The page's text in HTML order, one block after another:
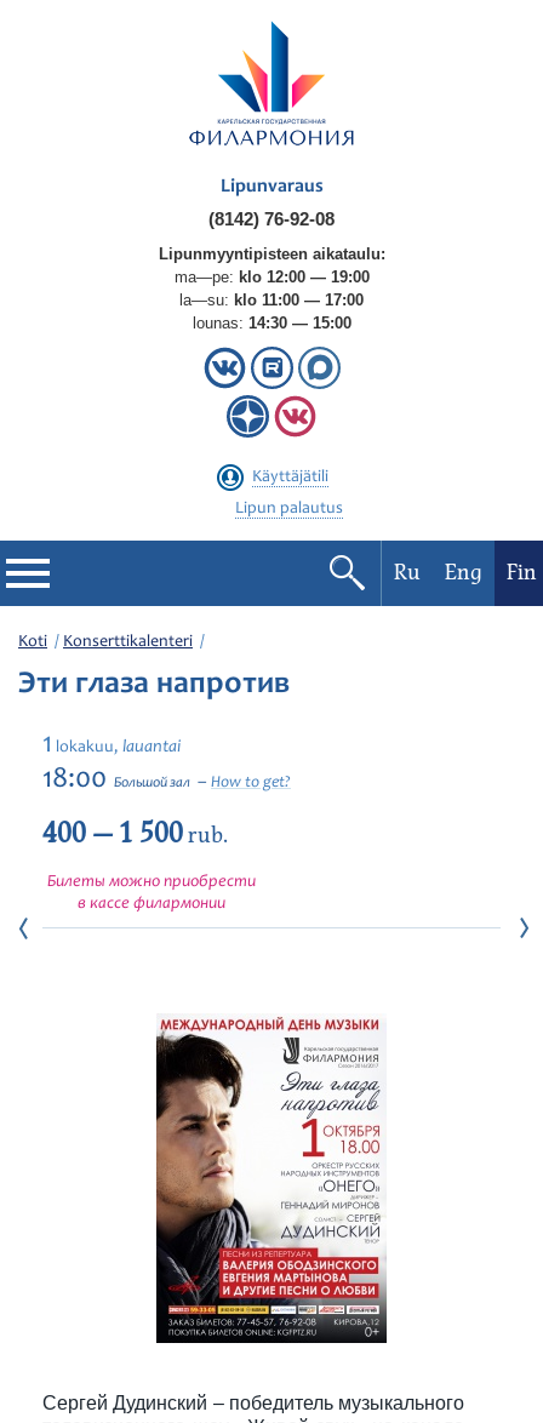
Lipunvaraus
(8142) 76-92-08
Lipunmyyntipisteen aikataulu:
ma—pe: klo 12:00 — 19:00
la—su: klo 11:00 — 17:00
lounas: 14:30 — 15:00
Käyttäjätili
Lipun palautus
Filharmonia
Festivaalit
Ru Eng Fin
Koti Konserttikalenteri
Эти глаза напротив
1 lokakuu, lauantai
18:00 Большой зал How to get?
400 — 1 500rub.
Билеты можно приобрести
в кассе филармонии
Сергей Дудинский – победитель музыкального